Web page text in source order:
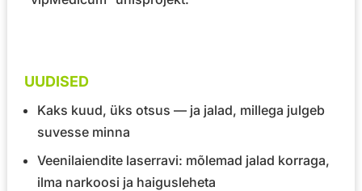
UUDISED
Kaks kuud, üks otsus — ja jalad, millega julgeb
suvesse minna
Veenilaiendite laserravi: mõlemad jalad korraga,
ilma narkoosi ja haigusleheta